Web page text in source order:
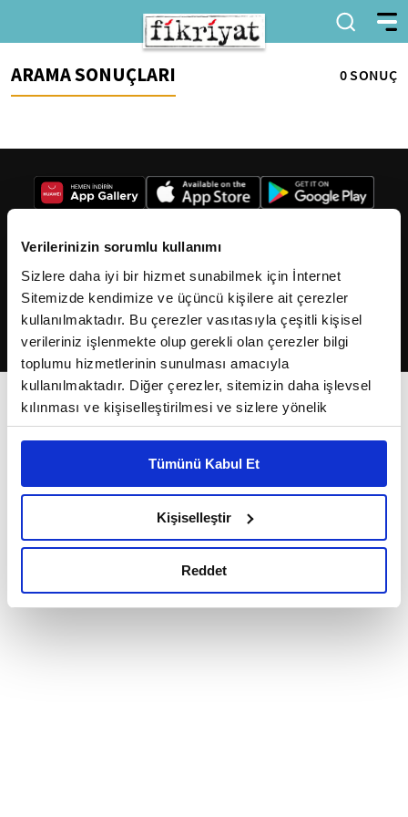
Verilerinizin sorumlu kullanımı
Sizlere daha iyi bir hizmet sunabilmek için İnternet
Sitemizde kendimize ve üçüncü kişilere ait çerezler
kullanılmaktadır. Bu çerezler vasıtasıyla çeşitli kişisel
verileriniz işlenmekte olup gerekli olan çerezler bilgi
toplumu hizmetlerinin sunulması amacıyla
kullanılmaktadır. Diğer çerezler, sitemizin daha işlevsel
kılınması ve kişiselleştirilmesi ve sizlere yönelik
reklam/pazarlama faaliyetlerinin yapılması, amaçlarıyla
Çerezlere ilişkin tercihlerinizi çerez paneli vasıtasıyla
belirleyebilirsiniz. Çerezlere ilişkin detaylı bilgi için
Ayarlar butonuna tıklayabilir,Çerez Bilgilendirme
Metnimizi ziyaret edebilirsiniz.
okumak ve sitemizi ziyaretiniz kapsamında
Tümünü Kabul Et
Kişiselleştir
Reddet
ARAMA SONUÇLARI 0 SONUÇ
2026Fikriyat. Tüm hakları saklıdır.